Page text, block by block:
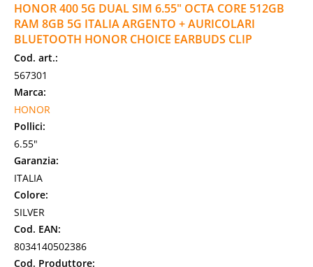
HONOR 400 5G DUAL SIM 6.55" OCTA CORE 512GB
RAM 8GB 5G ITALIA ARGENTO + AURICOLARI
BLUETOOTH HONOR CHOICE EARBUDS CLIP
Cod. art.:
567301
Marca:
HONOR
Pollici:
6.55"
Garanzia:
ITALIA
Colore:
SILVER
Cod. EAN:
8034140502386
Cod. Produttore: